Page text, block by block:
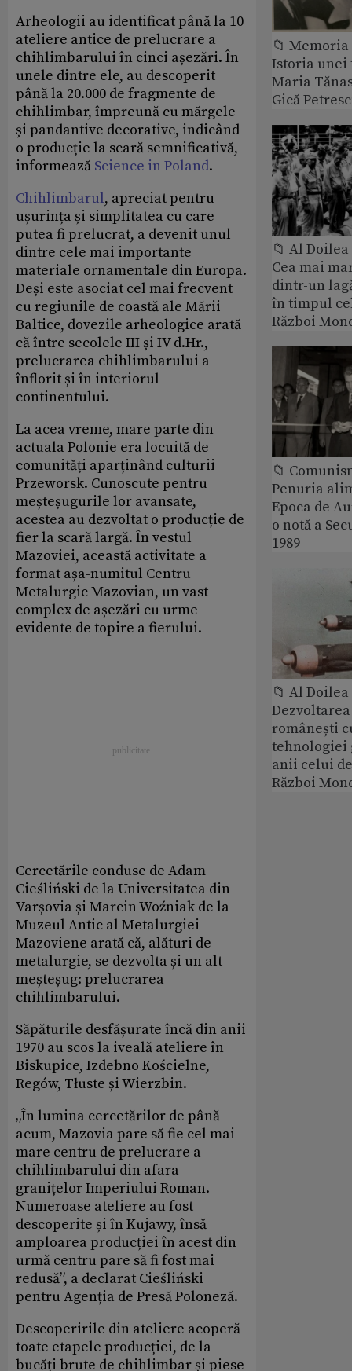
Arheologii au identificat până la 10
ateliere antice de prelucrare a
chihlimbarului în cinci așezări. În
unele dintre ele, au descoperit
până la 20.000 de fragmente de
chihlimbar, împreună cu mărgele
și pandantive decorative, indicând
o producție la scară semnificativă,
informează Science in Poland.
Chihlimbarul, apreciat pentru
ușurința și simplitatea cu care
putea fi prelucrat, a devenit unul
dintre cele mai importante
materiale ornamentale din Europa.
Deși este asociat cel mai frecvent
cu regiunile de coastă ale Mării
Baltice, dovezile arheologice arată
că între secolele III și IV d.Hr.,
prelucrarea chihlimbarului a
înflorit și în interiorul
continentului.
La acea vreme, mare parte din
actuala Polonie era locuită de
comunități aparținând culturii
Przeworsk. Cunoscute pentru
meșteșugurile lor avansate,
acestea au dezvoltat o producție de
fier la scară largă. În vestul
Mazoviei, această activitate a
format așa-numitul Centru
Metalurgic Mazovian, un vast
complex de așezări cu urme
evidente de topire a fierului.
Cercetările conduse de Adam
Cieśliński de la Universitatea din
Varșovia și Marcin Woźniak de la
Muzeul Antic al Metalurgiei
Mazoviene arată că, alături de
metalurgie, se dezvolta și un alt
meșteșug: prelucrarea
chihlimbarului.
Săpăturile desfășurate încă din anii
1970 au scos la iveală ateliere în
Biskupice, Izdebno Kościelne,
Regów, Tłuste și Wierzbin.
„În lumina cercetărilor de până
acum, Mazovia pare să fie cel mai
mare centru de prelucrare a
chihlimbarului din afara
granițelor Imperiului Roman.
Numeroase ateliere au fost
descoperite și în Kujawy, însă
amploarea producției în acest din
urmă centru pare să fi fost mai
redusă”, a declarat Cieśliński
pentru Agenția de Presă Poloneză.
Descoperirile din ateliere acoperă
toate etapele producției, de la
bucăți brute de chihlimbar și piese
📁
Istoria
Maria
Gică
📁 Al
Cea mai
dintr-un
în timpul
Război
📁
Penuria
Epoca de
o notă a
1989
📁 Al
românești
tehnologiei
anii celui
Război